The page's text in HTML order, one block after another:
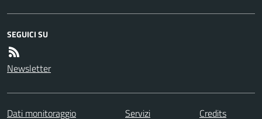
SEGUICI SU
Newsletter
Dati monitoraggio Servizi Credits